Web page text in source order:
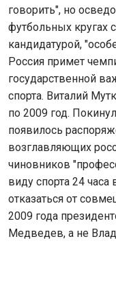
говорить", но
футбольных кругах
кандидатурой,
Россия примет
государственной
спорта. Виталий
по 2009 год.
появилось
возглавляющих
чиновников
виду спорта 24
отказаться от
2009 года
Медведев, а не